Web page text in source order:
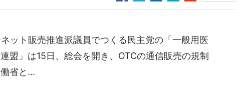
ット販売推進派議員でつくる民主党の「一般用医
盟」は15日、総会を開き、OTCの通信販売の規制
省と...